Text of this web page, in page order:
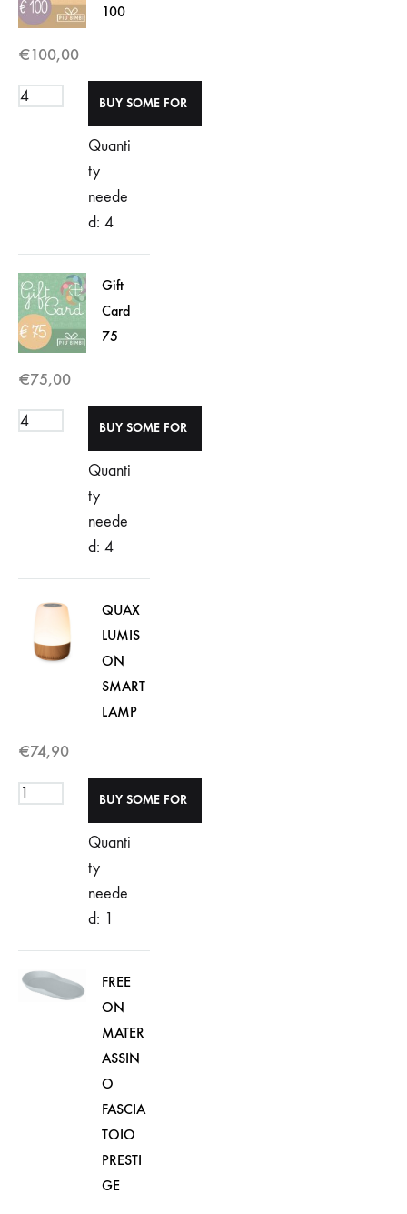
100
€100,00
Quanti
ty
neede
d: 4
Gift
Card
75
€75,00
Quanti
ty
neede
d: 4
QUAX
LUMIS
ON
SMART
LAMP
€74,90
Quanti
ty
neede
d: 1
FREE
ON
MATER
ASSIN
O
FASCIA
TOIO
PRESTI
GE